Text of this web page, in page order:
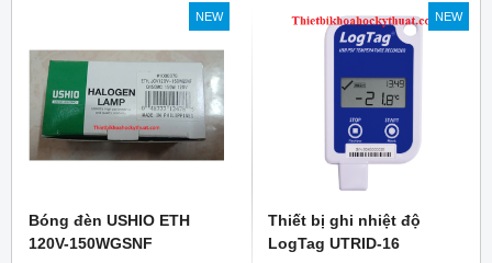
NEW
Bóng đèn USHIO ETH
120V-150WGSNF
NEW
Thiết bị ghi nhiệt độ
LogTag UTRID-16